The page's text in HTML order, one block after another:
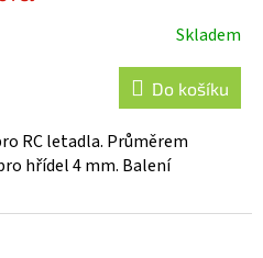
Skladem
Do košíku
RC letadla. Průměrem
hřídel 4 mm. Balení